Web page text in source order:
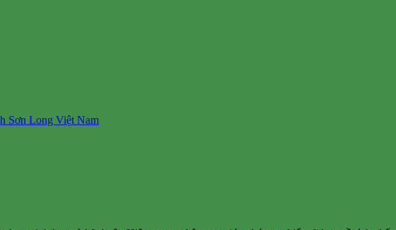
Sơn Long Việt Nam